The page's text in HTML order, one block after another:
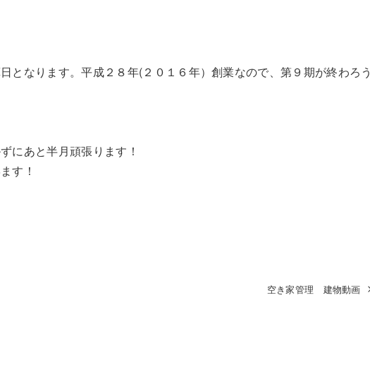
となります。平成２８年(２０１６年）創業なので、第９期が終わろう
にあと半月頑張ります！
す！
空き家管理 建物動画